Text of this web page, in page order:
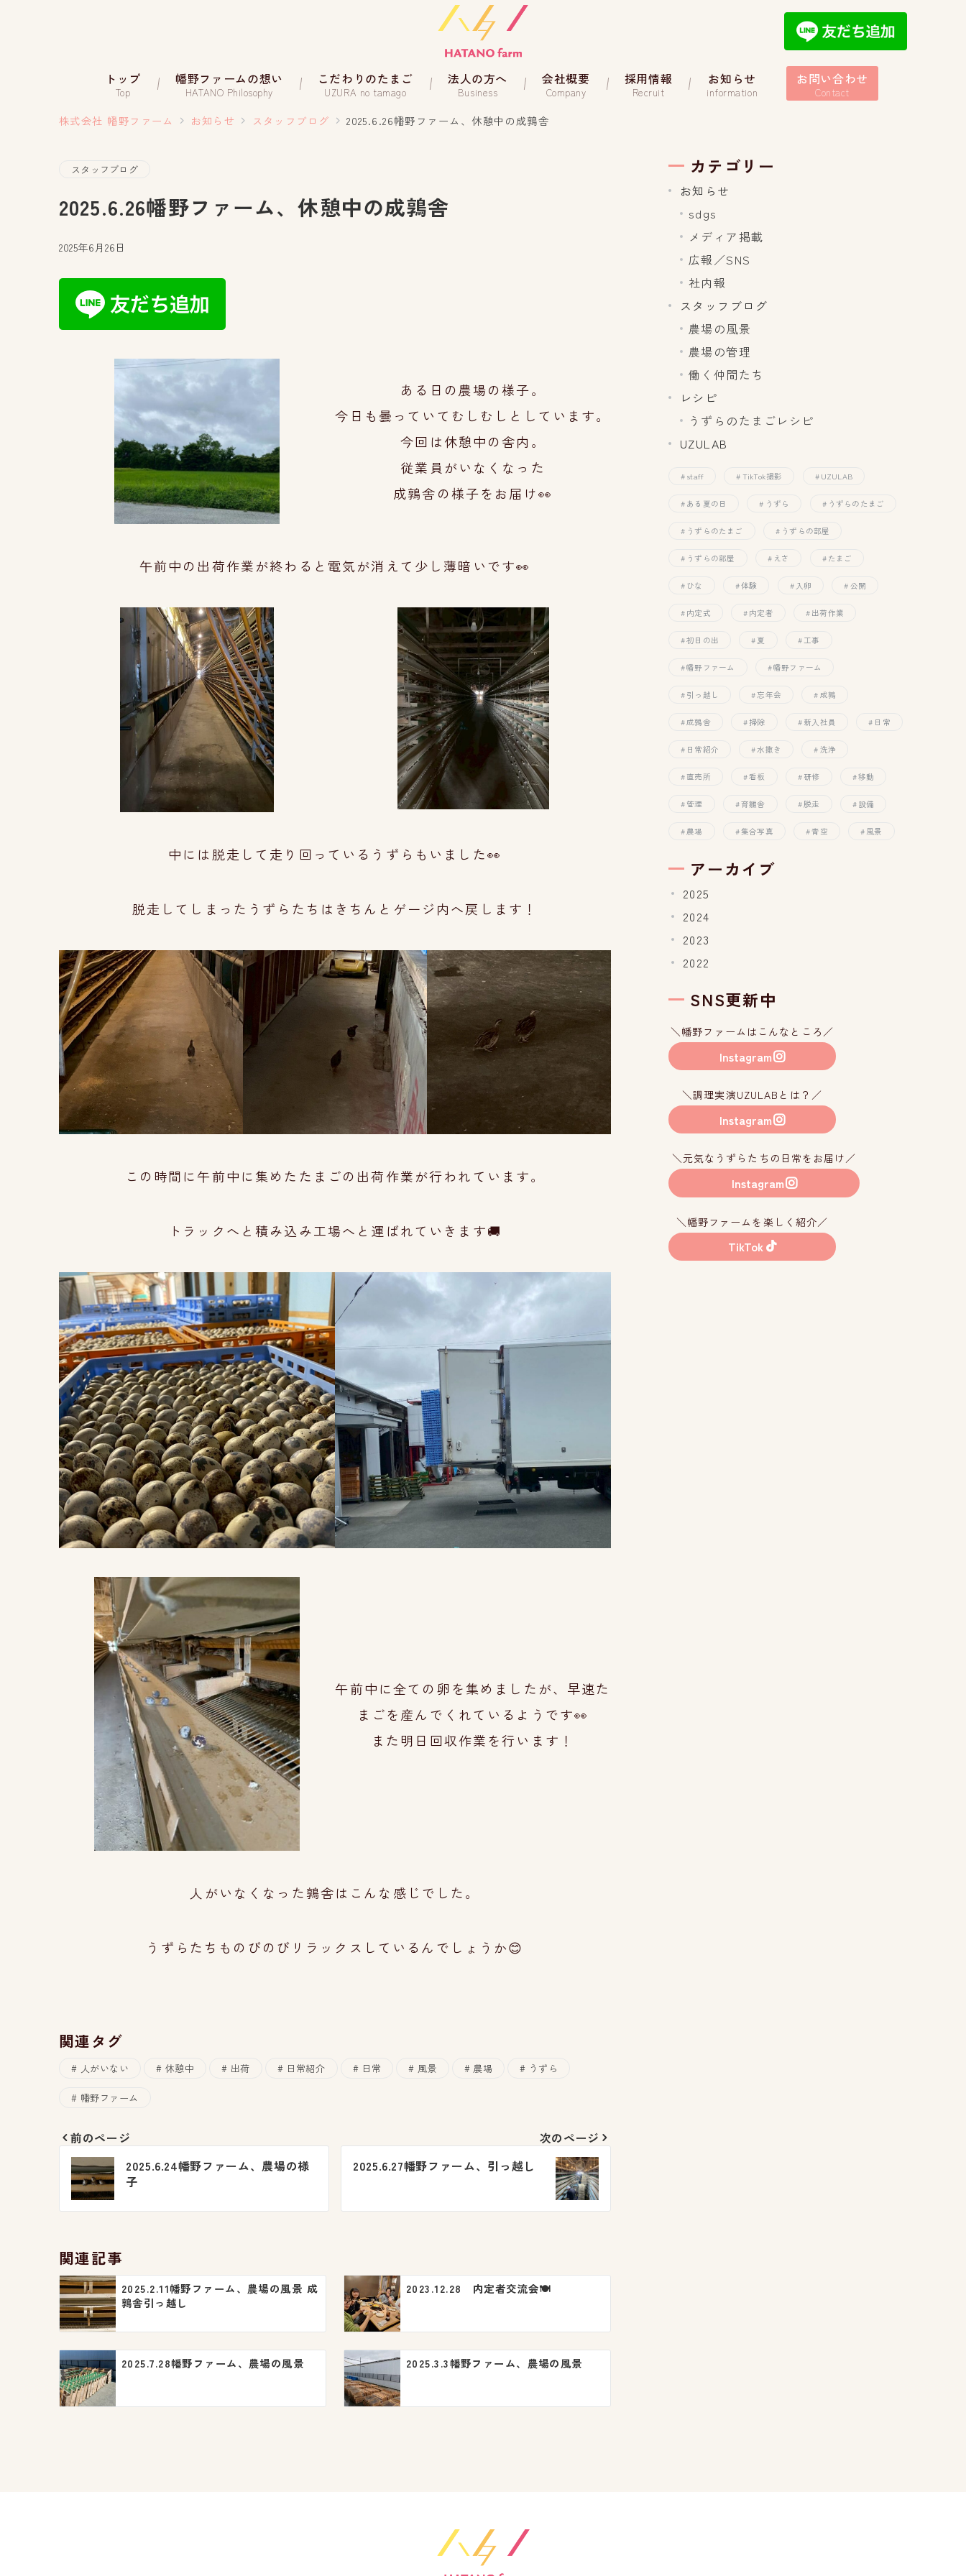
トップ
Top
幡野ファームの想い
HATANO Philosophy
こだわりのたまご
UZURA no tamago
法人の方へ
Business
会社概要
Company
採用情報
Recruit
お知らせ
information
お問い合わせ
Contact
株式会社 幡野ファーム お知らせ スタッフブログ 2025.6.26幡野ファーム、休憩中の成鶉舎
スタッフブログ
2025.6.26幡野ファーム、休憩中の成鶉舎
2025年6月26日
ある日の農場の様子。
今日も曇っていてむしむしとしています。
今回は休憩中の舎内。
従業員がいなくなった
成鶉舎の様子をお届け👀
午前中の出荷作業が終わると電気が消えて少し薄暗いです👀
中には脱走して走り回っているうずらもいました👀
脱走してしまったうずらたちはきちんとゲージ内へ戻します！
この時間に午前中に集めたたまごの出荷作業が行われています。
トラックへと積み込み工場へと運ばれていきます🚚
午前中に全ての卵を集めましたが、早速た
まごを産んでくれているようです👀
また明日回収作業を行います！
人がいなくなった鶉舎はこんな感じでした。
うずらたちものびのびリラックスしているんでしょうか😊
関連タグ
人がいない 休憩中 出荷 日常紹介 日常 風景 農場 うずら
幡野ファーム
投
稿
ナ
ゲ
ー
シ
ョ
ン
前のページ
2025.6.24幡野ファーム、農場の様
子
次のページ
2025.6.27幡野ファーム、引っ越し
関連記事
2025.2.11幡野ファーム、農場の風景 成
鶉舎引っ越し
2023.12.28 内定者交流会🍽️
2025.7.28幡野ファーム、農場の風景 2025.3.3幡野ファーム、農場の風景
カテゴリー
お知らせ
sdgs
メディア掲載
広報／SNS
社内報
スタッフブログ
農場の風景
農場の管理
働く仲間たち
レシピ
うずらのたまごレシピ
UZULAB
staff TikTok撮影 UZULAB
ある夏の日 うずら うずらのたまご
うずらのたまご うずらの部屋
うずらの部屋 えさ たまご
ひな 体験 入卵 公開
内定式 内定者 出荷作業
初日の出 夏 工事
幡野ファーム 幡野ファーム
引っ越し 忘年会 成鶉
成鶉舎 掃除 新入社員 日常
日常紹介 水撒き 洗浄
直売所 看板 研修 移動
管理 育雛舎 脱走 設備
農場 集合写真 青空 風景
アーカイブ
2025
2024
2023
2022
SNS更新中
＼幡野ファームはこんなところ／
Instagram
＼調理実演UZULABとは？／
Instagram
＼元気なうずらたちの日常をお届け／
Instagram
＼幡野ファームを楽しく紹介／
TikTok